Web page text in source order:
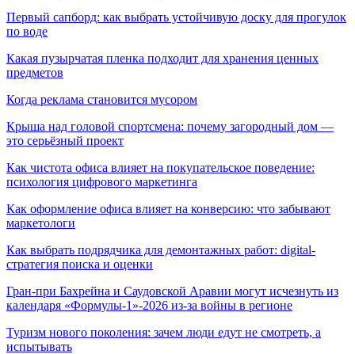
Первый сапборд: как выбрать устойчивую доску для прогулок
по воде
Какая пузырчатая пленка подходит для хранения ценных
предметов
Когда реклама становится мусором
Крыша над головой спортсмена: почему загородный дом —
это серьёзный проект
Как чистота офиса влияет на покупательское поведение:
психология цифрового маркетинга
Как оформление офиса влияет на конверсию: что забывают
маркетологи
Как выбрать подрядчика для демонтажных работ: digital-
стратегия поиска и оценки
Гран-при Бахрейна и Саудовской Аравии могут исчезнуть из
календаря «Формулы-1»-2026 из-за войны в регионе
Туризм нового поколения: зачем люди едут не смотреть, а
испытывать